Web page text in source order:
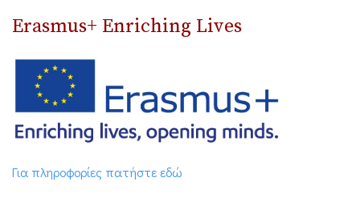
Erasmus+ Enriching Lives
Για πληροφορίες πατήστε εδώ